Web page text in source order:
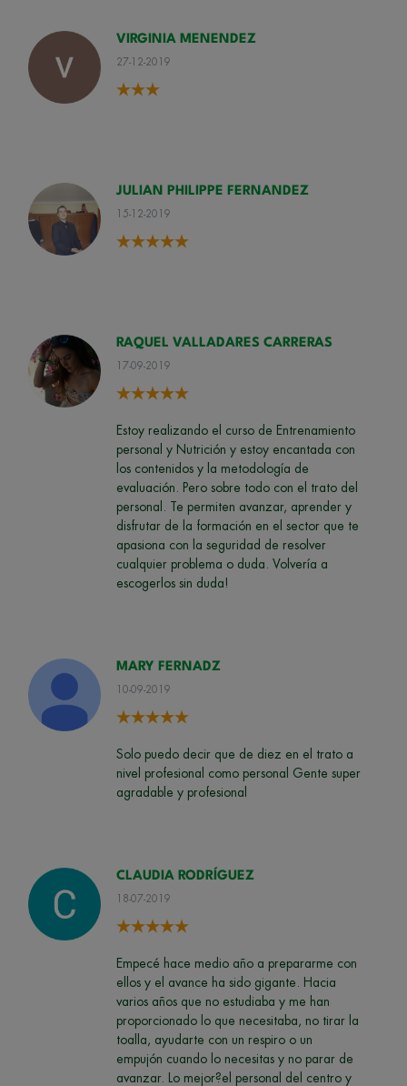
VIRGINIA MENENDEZ
27-12-2019
JULIAN PHILIPPE FERNANDEZ
15-12-2019
RAQUEL VALLADARES CARRERAS
17-09-2019
Estoy realizando el curso de Entrenamiento
personal y Nutrición y estoy encantada con
los contenidos y la metodología de
evaluación. Pero sobre todo con el trato del
personal. Te permiten avanzar, aprender y
disfrutar de la formación en el sector que te
apasiona con la seguridad de resolver
cualquier problema o duda. Volvería a
escogerlos sin duda!
MARY FERNADZ
10-09-2019
Solo puedo decir que de diez en el trato a
nivel profesional como personal Gente super
agradable y profesional
CLAUDIA RODRÍGUEZ
18-07-2019
Empecé hace medio año a prepararme con
ellos y el avance ha sido gigante. Hacia
varios años que no estudiaba y me han
proporcionado lo que necesitaba, no tirar la
toalla, ayudarte con un respiro o un
empujón cuando lo necesitas y no parar de
avanzar. Lo mejor?el personal del centro y